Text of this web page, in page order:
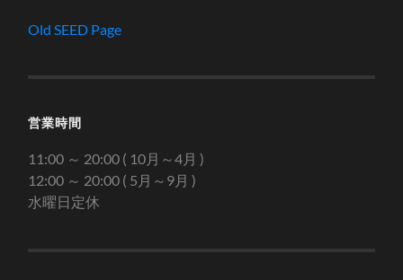
Old SEED Page
営業時間
11:00 ～ 20:00 ( 10月～4月 )
12:00 ～ 20:00 ( 5月～9月 )
水曜日定休